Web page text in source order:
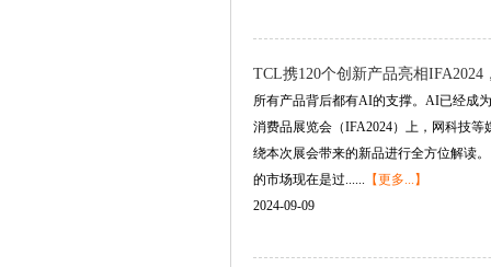
TCL携120个创新产品亮相
所有产品背后都有AI的支撑。AI已经成
消费品展览会（IFA2024）上，网科技
绕本次展会带来的新品进行全方位解读
的市场现在是过...... 【更多...】
2024-09-09